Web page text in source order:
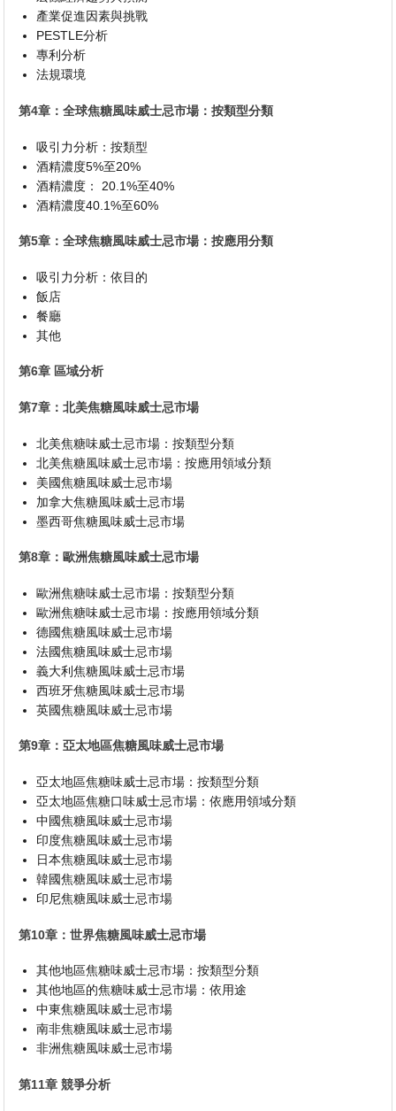
產業促進因素與挑戰
PESTLE分析
專利分析
法規環境
第4章：全球焦糖風味威士忌市場：按類型分類
吸引力分析：按類型
酒精濃度5%至20%
酒精濃度： 20.1%至40%
酒精濃度40.1%至60%
第5章：全球焦糖風味威士忌市場：按應用分類
吸引力分析：依目的
飯店
餐廳
其他
第6章 區域分析
第7章：北美焦糖風味威士忌市場
北美焦糖味威士忌市場：按類型分類
北美焦糖風味威士忌市場：按應用領域分類
美國焦糖風味威士忌市場
加拿大焦糖風味威士忌市場
墨西哥焦糖風味威士忌市場
第8章：歐洲焦糖風味威士忌市場
歐洲焦糖味威士忌市場：按類型分類
歐洲焦糖味威士忌市場：按應用領域分類
德國焦糖風味威士忌市場
法國焦糖風味威士忌市場
義大利焦糖風味威士忌市場
西班牙焦糖風味威士忌市場
英國焦糖風味威士忌市場
第9章：亞太地區焦糖風味威士忌市場
亞太地區焦糖味威士忌市場：按類型分類
亞太地區焦糖口味威士忌市場：依應用領域分類
中國焦糖風味威士忌市場
印度焦糖風味威士忌市場
日本焦糖風味威士忌市場
韓國焦糖風味威士忌市場
印尼焦糖風味威士忌市場
第10章：世界焦糖風味威士忌市場
其他地區焦糖味威士忌市場：按類型分類
其他地區的焦糖味威士忌市場：依用途
中東焦糖風味威士忌市場
南非焦糖風味威士忌市場
非洲焦糖風味威士忌市場
第11章 競爭分析